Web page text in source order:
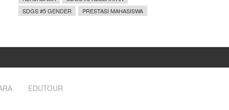
SDGS #5 GENDER
PRESTASI MAHASISWA
EDUTOUR